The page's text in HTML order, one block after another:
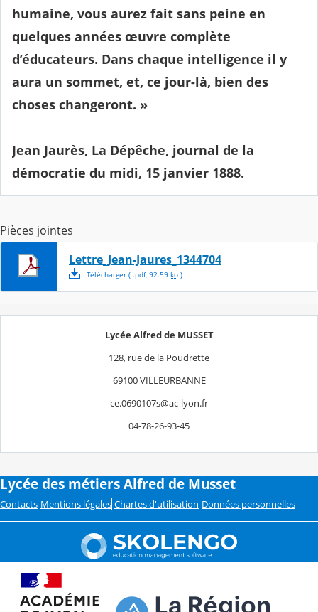
humaine, vous aurez fait sans peine en
quelques années œuvre complète
d’éducateurs. Dans chaque intelligence il y
aura un sommet, et, ce jour-là, bien des
choses changeront. »
Jean Jaurès, La Dépêche, journal de la
démocratie du midi, 15 janvier 1888.
Pièces jointes
Lettre_Jean-Jaures_1344704
Télécharger( .pdf, 92.59 ko)
Lycée Alfred de MUSSET
128, rue de la Poudrette
69100 VILLEURBANNE
ce.0690107s@ac-lyon.fr
04-78-26-93-45
Lycée des métiers Alfred de Musset
Contacts Mentions légales Chartes d'utilisation Données personnelles